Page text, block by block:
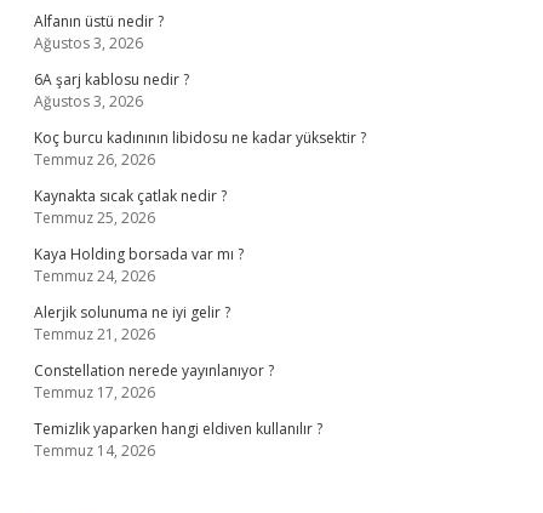
Alfanın üstü nedir ?
Ağustos 3, 2026
6A şarj kablosu nedir ?
Ağustos 3, 2026
Koç burcu kadınının libidosu ne kadar yüksektir ?
Temmuz 26, 2026
Kaynakta sıcak çatlak nedir ?
Temmuz 25, 2026
Kaya Holding borsada var mı ?
Temmuz 24, 2026
Alerjik solunuma ne iyi gelir ?
Temmuz 21, 2026
Constellation nerede yayınlanıyor ?
Temmuz 17, 2026
Temizlik yaparken hangi eldiven kullanılır ?
Temmuz 14, 2026